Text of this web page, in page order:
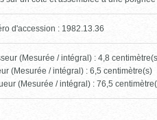
d'accession : 1982.13.36
(Mesurée / intégral) : 4,8
(Mesurée / intégral) : 6,5 centimètre(s)
(Mesurée / intégral) : 76,5